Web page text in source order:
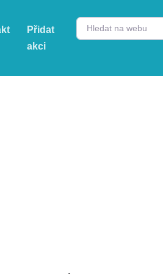
Přidat
akci